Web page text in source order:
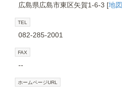
広島県広島市東区矢賀1-6-3 [地図
TEL
082-285-2001
FAX
--
ホームページURL